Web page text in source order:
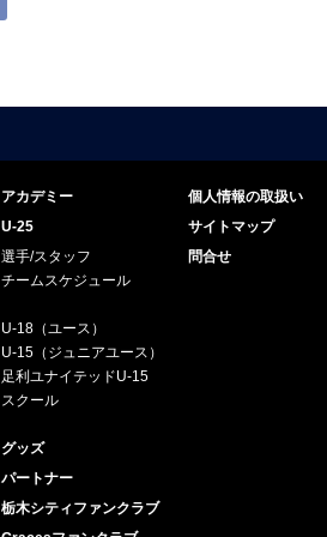
アカデミー
U-25
選手/スタッフ
チームスケジュール
U-18（ユース）
U-15（ジュニアユース）
足利ユナイテッドU-15
スクール
グッズ
パートナー
栃木シティファンクラブ
個人情報の取扱い
サイトマップ
問合せ